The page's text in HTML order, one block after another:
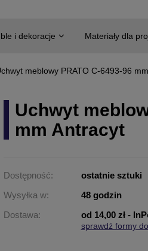
i dekoracje Materiały dla
meblowy PRATO C-6493-96
Uchwyt
mm Antracyt
Dostępność:
ostatnie sztuki
Wysyłka w:
48 godzin
Dostawa:
od 14,00 zł -
sprawdź formy